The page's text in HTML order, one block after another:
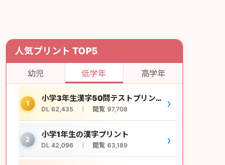
人気プリント TOP5
幼児 低学年 高学年
1
小学3年生漢字50問テストプリント
DL 62,435 ｜ 閲覧 97,708 ›
2
小学1年生の漢字プリント
DL 42,096 ｜ 閲覧 63,189 ›